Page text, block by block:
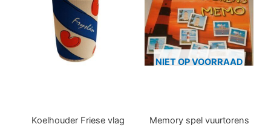
Koelhouder Friese vlag
NIET OP VOORRAAD
Memory spel vuurtorens